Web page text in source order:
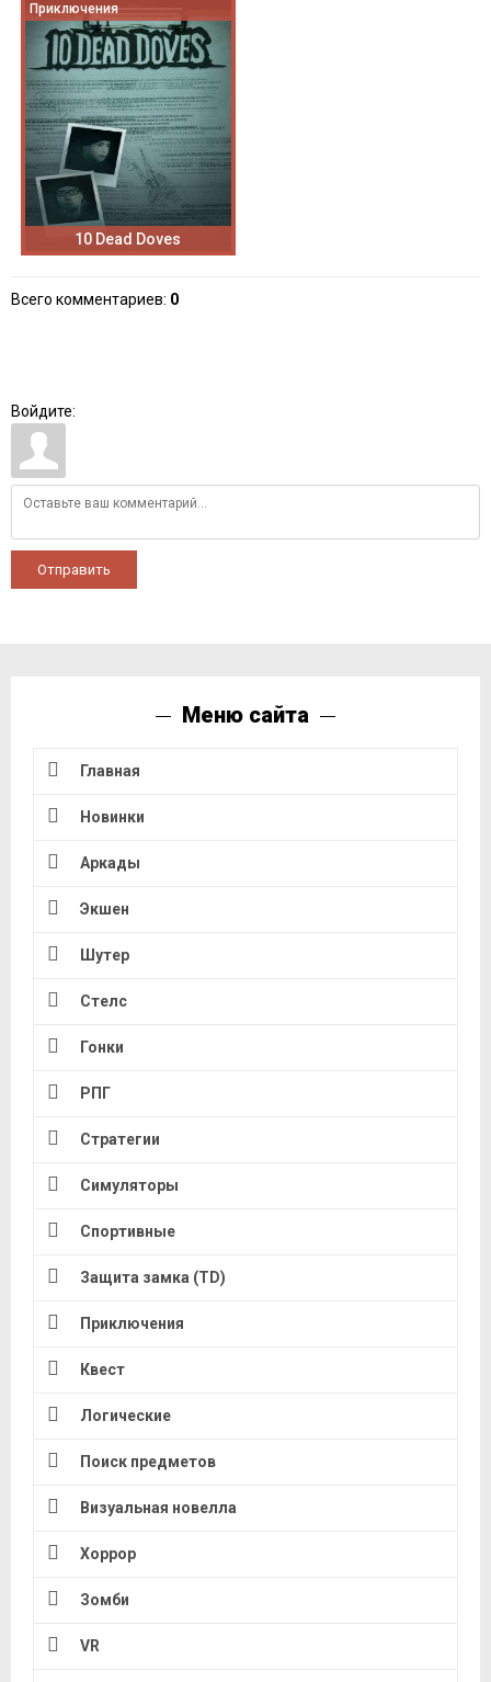
Приключения
10 Dead Doves
Всего комментариев: 0
Войдите:
Отправить
Меню сайта
Главная
Новинки
Аркады
Экшен
Шутер
Стелс
Гонки
РПГ
Стратегии
Симуляторы
Спортивные
Защита замка (TD)
Приключения
Квест
Логические
Поиск предметов
Визуальная новелла
Хоррор
Зомби
VR